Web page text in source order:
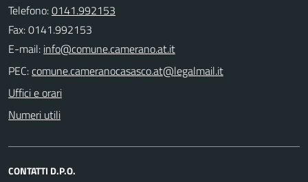
Telefono:0141.992153
Fax: 0141.992153
E-mail:
PEC:
Uffici e orari
Numeri utili
CONTATTI D.P.O.